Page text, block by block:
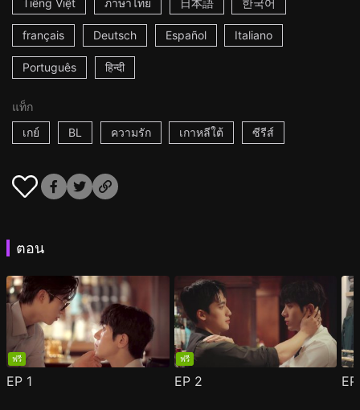
Tiếng Việt ภาษาไทย 日本語 한국어
français Deutsch Español Italiano
Português हिन्दी
แท็ก
เกย์
BL ความรัก เกาหลีใต้ ซีรีส์
ตอน
ฟรี
EP 1
ฟรี
EP 2